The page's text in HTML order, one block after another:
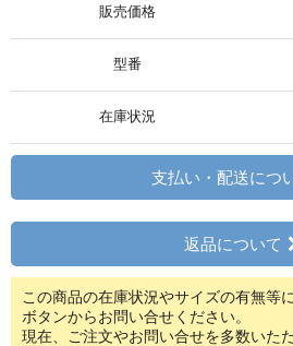
販売価格
型番
在庫状況
支払い・配送につ
返品について
この商品の在庫状況やサイズの有無等
ボタンからお問い合せください。
現在、ご注文やお問い合せを多数いた